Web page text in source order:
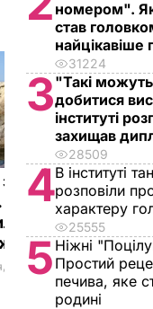
без
заяву про
12.16БУЛЬВАР
номером".
став
найцікавіше
31224
3"Такі
добитися
інституті
захищав
28509
4В інституті
розповіли
характеру
25555
5 Ніжні
Простий
печива, яке
родині